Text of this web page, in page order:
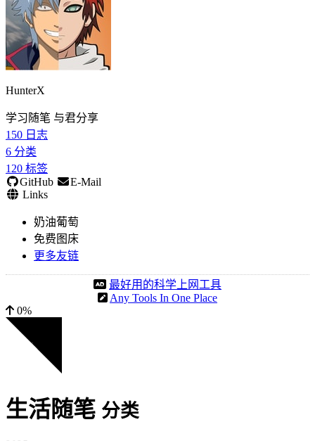
HunterX
学习随笔 与君分享
150 日志
6 分类
120 标签
GitHub
E-Mail
Links
奶油葡萄
免费图床
更多友链
最好用的科学上网工具
Any Tools In One Place
0%
生活随笔 分类